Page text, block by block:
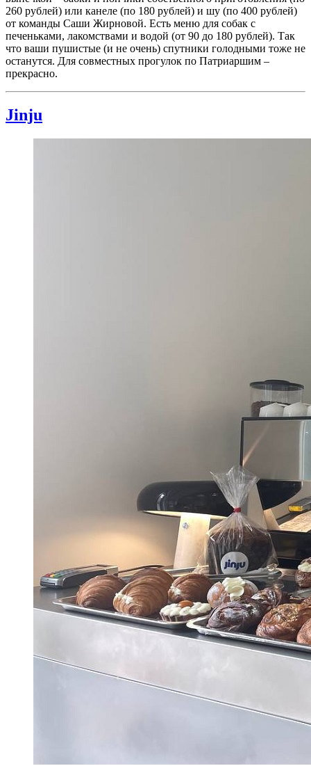
260 рублей) или канеле (по 180 рублей) и шу (по 400 рублей)
от команды Саши Жирновой. Есть меню для собак с
печеньками, лакомствами и водой (от 90 до 180 рублей). Так
что ваши пушистые (и не очень) спутники голодными тоже не
останутся. Для совместных прогулок по Патриаршим –
прекрасно.
Jinju